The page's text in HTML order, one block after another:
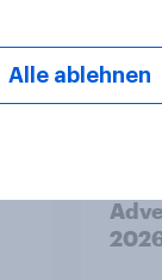
Alle ablehnen